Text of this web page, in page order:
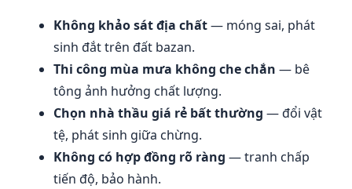
Không khảo sát địa chất— móng sai, phát
sinh đắt trên đất bazan.
Thi công mùa mưa không che chắn — bê
tông ảnh hưởng chất lượng.
Chọn nhà thầu giá rẻ bất thường — đổi vật
tệ, phát sinh giữa chừng.
Không có hợp đồng rõ ràng — tranh chấp
tiến độ, bảo hành.